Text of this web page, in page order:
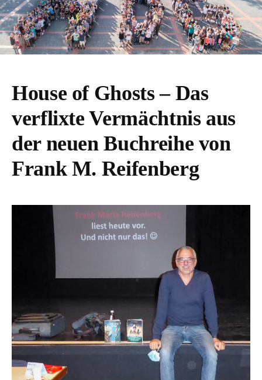
House of Ghosts – Das
verflixte Vermächtnis aus
der neuen Buchreihe von
Frank M. Reifenberg